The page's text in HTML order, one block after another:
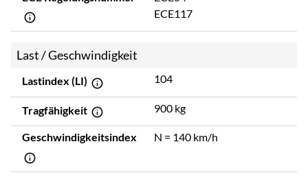
ECE117
Last / Geschwindigkeit
Lastindex (LI) 104
Tragfähigkeit 900 kg
Geschwindigkeitsindex N = 140 km/h